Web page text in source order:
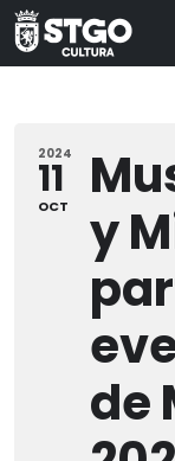
2024
11
OCT
y
de